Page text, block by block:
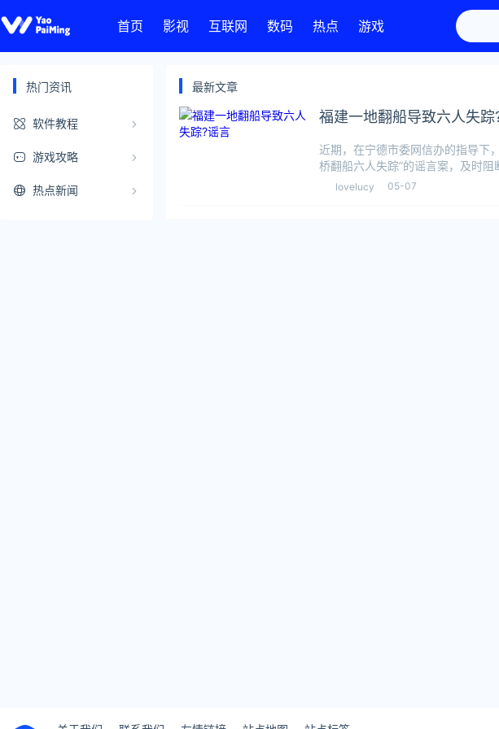
首页 影视 互联网 数码 热点 游戏
热门资讯
软件教程
游戏攻略
热点新闻
最新文章
福建一地翻船导致六人失踪
近期，在宁德市委网信办的指导下
桥翻船六人失踪”的谣言案，及时
官方新闻报道下
lovelucy 05-07